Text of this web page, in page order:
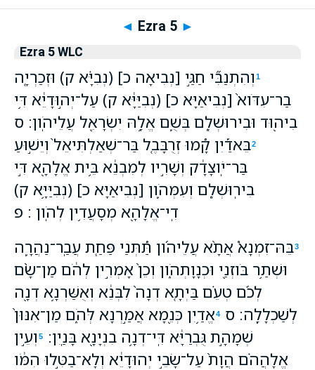
◄ Ezra 5 ►
Ezra 5 WLC
1 וְהִתְנַבִּ֞י חַגַּ֣י [נְבִיאָה כ] (נְבִיָּ֗א ק) וּזְכַרְיָ֤ה
בַר־עִדֹּוא֙ [נְבִיאַיָּא כ] (נְבִיַּיָּ֔א ק) עַל־יְה֣וּדָיֵ֔א דִּ֥י
בִיה֖וּד וּבִירוּשְׁלֶ֑ם בְּשֻׁ֛ם אֱלָ֥הּ יִשְׂרָאֵ֖ל עֲלֵיהֹֽון׃ ס
2בֵּאדַ֡יִן קָ֠מוּ זְרֻבָּבֶ֤ל בַּר־שְׁאַלְתִּיאֵל֙ וְיֵשׁ֣וּעַ
בַּר־יֹֽוצָדָ֔ק וְשָׁרִ֣יו לְמִבְנֵ֔א בֵּ֥ית אֱלָהָ֖א דִּ֣י
בִירֽוּשְׁלֶ֑ם וְעִמְּהֹ֛ון [נְבִיאַיָּא כ] (נְבִיַּיָּ֥א ק)
דִֽי־אֱלָהָ֖א מְסָעֲדִ֥ין לְהֹֽון ׃ פ
3בֵּהּ־זִמְנָא֩ אֲתָ֨א עֲלֵיהֹ֜ון תַּ֠תְּנַי פַּחַ֧ת עֲבַֽר־נַהֲרָ֛ה
וּשְׁתַ֥ר בֹּוזְנַ֖י וּכְנָוָתְהֹ֑ון וְכֵן֙ אָמְרִ֣ין לְהֹ֔ם מַן־שָׂ֨ם
לְכֹ֜ם טְעֵ֗ם בַּיְתָ֤א דְנָה֙ לִבְּנֵ֔א וְאֻשַּׁרְנָ֥א דְנָ֖ה
לְשַׁכְלָלָֽה׃ ס
4אֱדַ֥יִן כְּנֵ֖מָא אֲמַ֣רְנָא לְּהֹ֑ם מַן־אִנּוּן֙
שְׁמָהָ֣ת גֻּבְרַיָּ֔א דִּֽי־דְנָ֥ה בִנְיָנָ֖א בָּנַֽיִן׃
5 וְעֵ֣ין
אֱלָהֲהֹ֗ם הֲוָת֙ עַל־שָׂבֵ֣י יְהוּדָיֵ֔א וְלָא־בַטִּ֣לוּ הִמֹּ֔ו